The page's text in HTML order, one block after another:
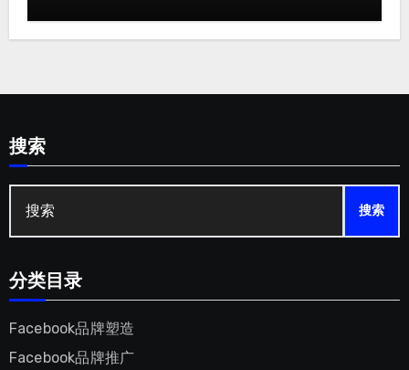
搜索
分类目录
Facebook品牌塑造
Facebook品牌推广